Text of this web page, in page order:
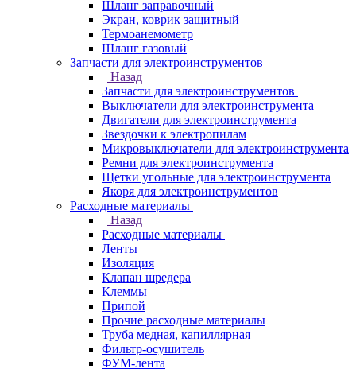
Шланг заправочный
Экран, коврик защитный
Термоанемометр
Шланг газовый
Запчасти для электроинструментов
Назад
Запчасти для электроинструментов
Выключатели для электроинструмента
Двигатели для электроинструмента
Звездочки к электропилам
Микровыключатели для электроинструмента
Ремни для электроинструмента
Щетки угольные для электроинструмента
Якоря для электроинструментов
Расходные материалы
Назад
Расходные материалы
Ленты
Изоляция
Клапан шредера
Клеммы
Припой
Прочие расходные материалы
Труба медная, капиллярная
Фильтр-осушитель
ФУМ-лента